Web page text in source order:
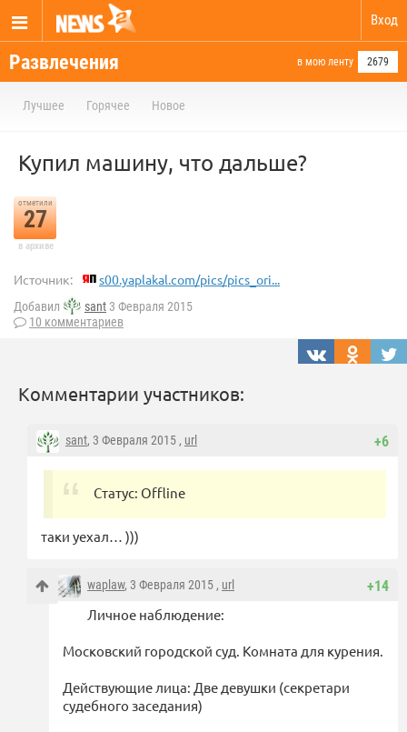
Вход
Развлечения в мою ленту 2679
Лучшее Горячее Новое
Купил машину, что дальше?
отметили
27
в архиве
Источник: s00.yaplakal.com/pics/pics_ori...
Добавил sant 3 Февраля 2015
10 комментариев
Комментарии участников:
+6
sant, 3 Февраля 2015 , url
Статус: Offline
таки уехал… )))
+14
waplaw, 3 Февраля 2015 , url
Личное наблюдение:
Московский городской суд. Комната для курения.
Действующие лица: Две девушки (секретари
судебного заседания)